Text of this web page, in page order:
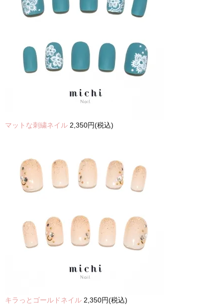
マットな刺繍ネイル 2,350円(税込)
キラっとゴールドネイル 2,350円(税込)